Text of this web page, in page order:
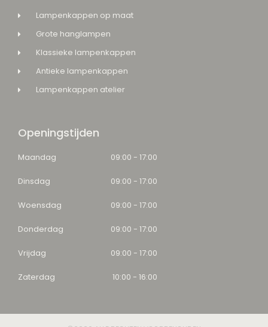
Lampenkappen op maat
Grote hanglampen
Klassieke lampenkappen
Antieke lampenkappen
Lampenkappen atelier
Openingstijden
Maandag 09:00 - 17:00
Dinsdag 09:00 - 17:00
Woensdag 09:00 - 17:00
Donderdag 09:00 - 17:00
Vrijdag 09:00 - 17:00
Zaterdag 10:00 - 16:00